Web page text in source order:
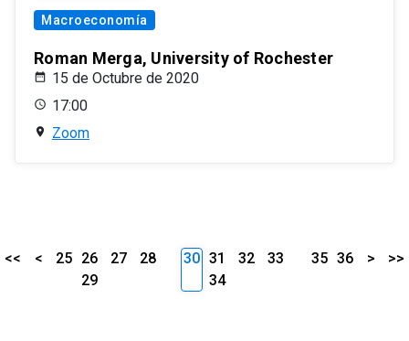
Macroeconomía
Roman Merga, University of Rochester
15 de Octubre de 2020
17:00
Zoom
<< < 25 26 27
28
29
30 31 32
33
34
35 36 > >>